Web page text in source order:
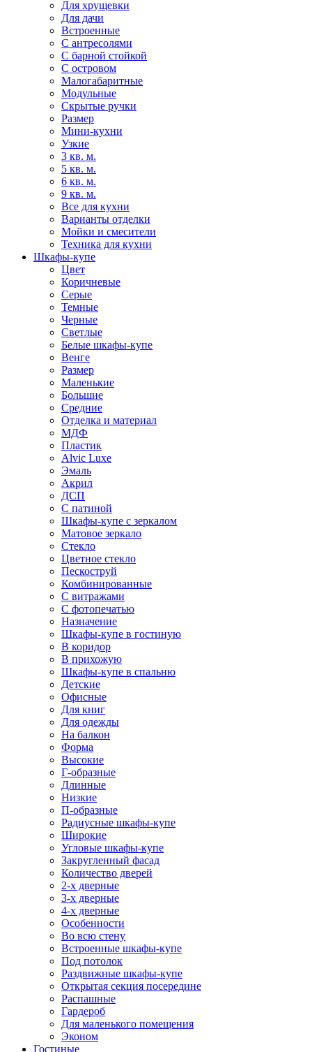
Для хрущевки
Для дачи
Встроенные
С антресолями
С барной стойкой
С островом
Малогабаритные
Модульные
Скрытые ручки
Размер
Мини-кухни
Узкие
3 кв. м.
5 кв. м.
6 кв. м.
9 кв. м.
Все для кухни
Варианты отделки
Мойки и смесители
Техника для кухни
Шкафы-купе
Цвет
Коричневые
Серые
Темные
Черные
Светлые
Белые шкафы-купе
Венге
Размер
Маленькие
Большие
Средние
Отделка и материал
МДФ
Пластик
Alvic Luxe
Эмаль
Акрил
ДСП
С патиной
Шкафы-купе с зеркалом
Матовое зеркало
Стекло
Цветное стекло
Пескоструй
Комбинированные
С витражами
С фотопечатью
Назначение
Шкафы-купе в гостиную
В коридор
В прихожую
Шкафы-купе в спальню
Детские
Офисные
Для книг
Для одежды
На балкон
Форма
Высокие
Г-образные
Длинные
Низкие
П-образные
Радиусные шкафы-купе
Широкие
Угловые шкафы-купе
Закругленный фасад
Количество дверей
2-х дверные
3-х дверные
4-х дверные
Особенности
Во всю стену
Встроенные шкафы-купе
Под потолок
Раздвижные шкафы-купе
Открытая секция посередине
Распашные
Гардероб
Для маленького помещения
Эконом
Гостиные